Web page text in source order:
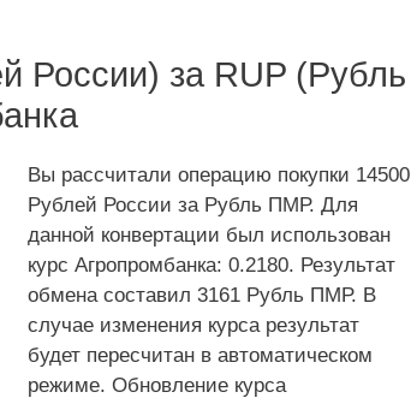
России) за RUP (Рубль
Вы рассчитали операцию покупки 14500
Рублей России за Рубль ПМР. Для
данной конвертации был использован
курс Агропромбанка: 0.2180. Результат
обмена составил 3161 Рубль ПМР. В
случае изменения курса результат
будет пересчитан в автоматическом
режиме. Обновление курса